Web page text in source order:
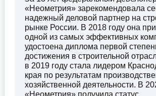
«Неометрия» зарекомендовала
надежный деловой партнер на
рынке России. В 2018 году она
одной из самых эффективных
удостоена диплома первой
достижения в строительной
в 2019 году стала лидером
края по результатам
хозяйственной деятельности. В
«Неометрия» получила статус